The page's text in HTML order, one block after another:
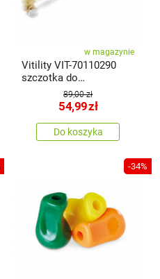
w magazynie
Vitility VIT-70110290
szczotka do
czyszczenia pojemnika
na mocz
89,00 zł
54,99zł
Do koszyka
-34%